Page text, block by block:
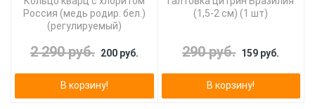
Россия (медь родир. бел.)
(регулируемый)
2 290 руб. 200 руб.
В корзину!
(1,5-2 см) (1 шт)
290 руб. 159 руб.
В корзину!